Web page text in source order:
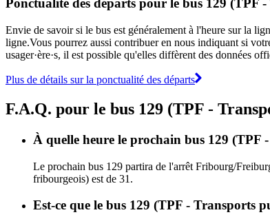
Ponctualité des départs pour le bus 129 (TPF
Envie de savoir si le bus est généralement à l'heure sur la
ligne.Vous pourrez aussi contribuer en nous indiquant si
usager·ère·s, il est possible qu'elles diffèrent des données
Plus de détails sur la ponctualité des départs
F.A.Q. pour le bus 129 (TPF -
À quelle heure le prochain bus 129
Le prochain bus 129 partira de l'arrêt Fribourg/
fribourgeois) est de 31.
Est-ce que le bus 129 (TPF - Transports